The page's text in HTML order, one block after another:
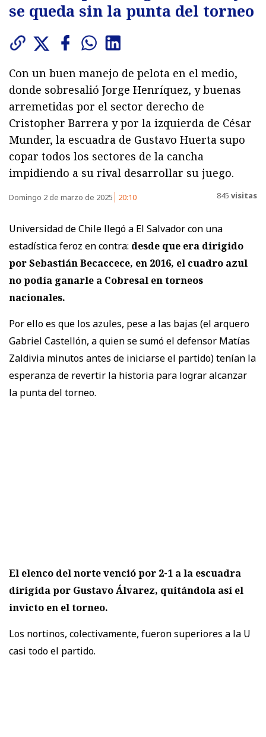
se queda sin la punta del torneo
Con un buen manejo de pelota en el medio,
donde sobresalió Jorge Henríquez, y buenas
arremetidas por el sector derecho de
Cristopher Barrera y por la izquierda de César
Munder, la escuadra de Gustavo Huerta supo
copar todos los sectores de la cancha
impidiendo a su rival desarrollar su juego.
Domingo 2 de marzo de 2025 20:10 845 visitas
Universidad de Chile llegó a El Salvador con una
estadística feroz en contra: desde que era dirigido
por Sebastián Becaccece, en 2016, el cuadro azul
no podía ganarle a Cobresal en torneos
nacionales.
Por ello es que los azules, pese a las bajas (el arquero
Gabriel Castellón, a quien se sumó el defensor Matías
Zaldivia minutos antes de iniciarse el partido) tenían la
esperanza de revertir la historia para lograr alcanzar
la punta del torneo.
El elenco del norte venció por 2-1 a la escuadra
dirigida por Gustavo Álvarez, quitándola así el
invicto en el torneo.
Los nortinos, colectivamente, fueron superiores a la U
casi todo el partido.